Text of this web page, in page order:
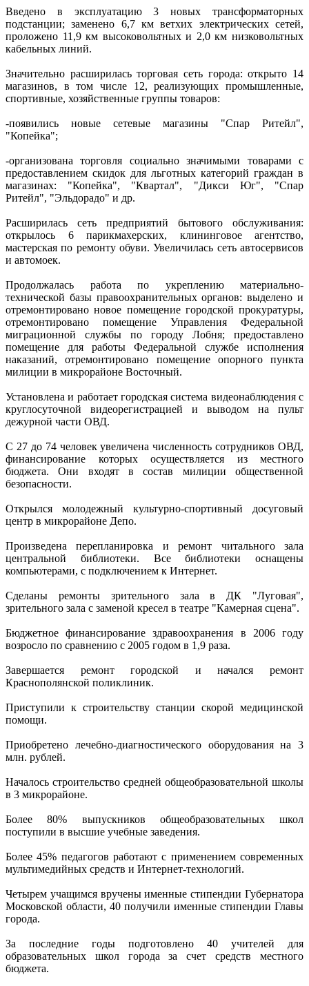
Введено в эксплуатацию 3 новых трансформаторных
подстанции; заменено 6,7 км ветхих электрических сетей,
проложено 11,9 км высоковольтных и 2,0 км низковольтных
кабельных линий.
Значительно расширилась торговая сеть города: открыто 14
магазинов, в том числе 12, реализующих промышленные,
спортивные, хозяйственные группы товаров:
-появились новые сетевые магазины "Спар Ритейл",
"Копейка";
-организована торговля социально значимыми товарами с
предоставлением скидок для льготных категорий граждан в
магазинах: "Копейка", "Квартал", "Дикси Юг", "Спар
Ритейл", "Эльдорадо" и др.
Расширилась сеть предприятий бытового обслуживания:
открылось 6 парикмахерских, клининговое агентство,
мастерская по ремонту обуви. Увеличилась сеть автосервисов
и автомоек.
Продолжалась работа по укреплению материально-
технической базы правоохранительных органов: выделено и
отремонтировано новое помещение городской прокуратуры,
отремонтировано помещение Управления Федеральной
миграционной службы по городу Лобня; предоставлено
помещение для работы Федеральной службе исполнения
наказаний, отремонтировано помещение опорного пункта
милиции в микрорайоне Восточный.
Установлена и работает городская система видеонаблюдения с
круглосуточной видеорегистрацией и выводом на пульт
дежурной части ОВД.
С 27 до 74 человек увеличена численность сотрудников ОВД,
финансирование которых осуществляется из местного
бюджета. Они входят в состав милиции общественной
безопасности.
Открылся молодежный культурно-спортивный досуговый
центр в микрорайоне Депо.
Произведена перепланировка и ремонт читального зала
центральной библиотеки. Все библиотеки оснащены
компьютерами, с подключением к Интернет.
Сделаны ремонты зрительного зала в ДК "Луговая",
зрительного зала с заменой кресел в театре "Камерная сцена".
Бюджетное финансирование здравоохранения в 2006 году
возросло по сравнению с 2005 годом в 1,9 раза.
Завершается ремонт городской и начался ремонт
Краснополянской поликлиник.
Приступили к строительству станции скорой медицинской
помощи.
Приобретено лечебно-диагностического оборудования на 3
млн. рублей.
Началось строительство средней общеобразовательной школы
в 3 микрорайоне.
Более 80% выпускников общеобразовательных школ
поступили в высшие учебные заведения.
Более 45% педагогов работают с применением современных
мультимедийных средств и Интернет-технологий.
Четырем учащимся вручены именные стипендии Губернатора
Московской области, 40 получили именные стипендии Главы
города.
За последние годы подготовлено 40 учителей для
образовательных школ города за счет средств местного
бюджета.